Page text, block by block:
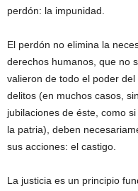
perdón: la impunidad.
El perdón no elimina la
derechos humanos, que no
valieron de todo el poder
delitos (en muchos casos,
jubilaciones de éste, como
la patria), deben
sus acciones: el castigo.
La justicia es un principio